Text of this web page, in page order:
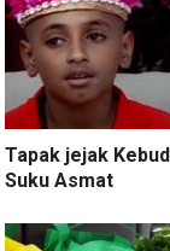
Tapak jejak
Suku Asmat